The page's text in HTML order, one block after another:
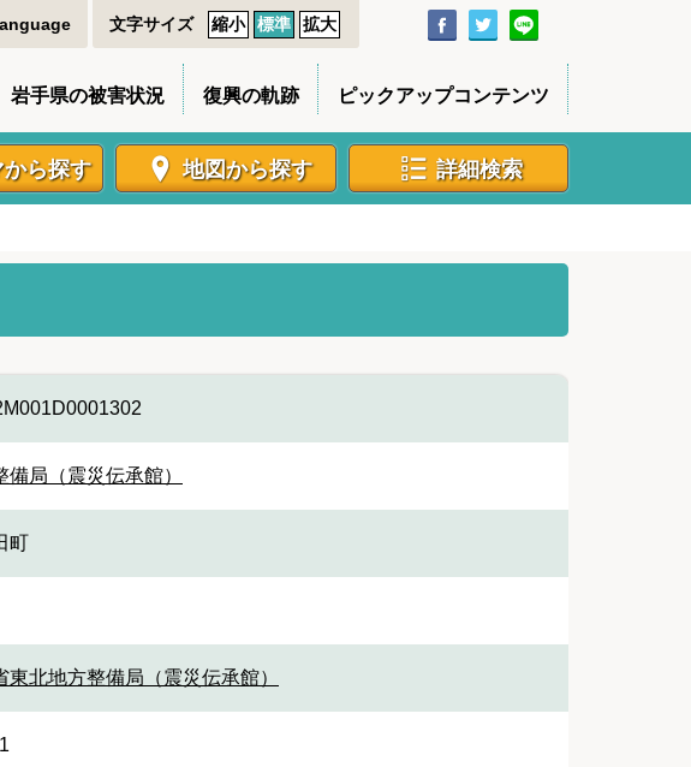
文字サイズ 縮小 標準 拡大
岩手県の被害状況 復興の軌跡 ピックアップコンテンツ
から探す 地図から探す 詳細検索
備局（震災伝承館）
町
東北地方整備局（震災伝承館）